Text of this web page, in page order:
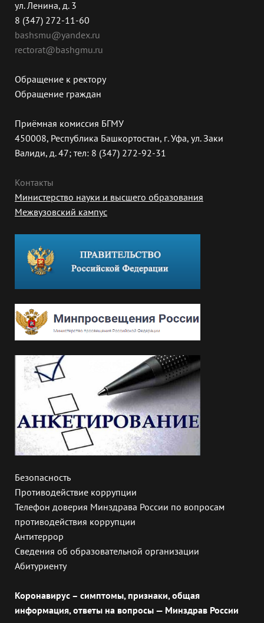
ул. Ленина, д. 3
8 (347) 272-11-60
bashsmu@yandex.ru
rectorat@bashgmu.ru
Обращение к ректору
Обращение граждан
Приёмная комиссия БГМУ
450008, Республика Башкортостан, г. Уфа, ул. Заки
Валиди, д. 47; тел: 8 (347) 272-92-31
Контакты
Министерство науки и высшего образования
Межвузовский кампус
Безопасность
Противодействие коррупции
Телефон доверия Минздрава России по вопросам
противодействия коррупции
Антитеррор
Сведения об образовательной организации
Абитуриенту
Коронавирус – симптомы, признаки, общая
информация, ответы на вопросы — Минздрав России